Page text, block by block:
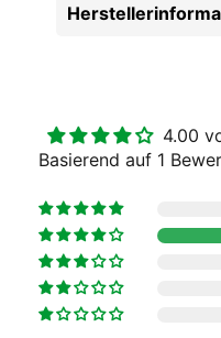
4.00
Basierend auf 1